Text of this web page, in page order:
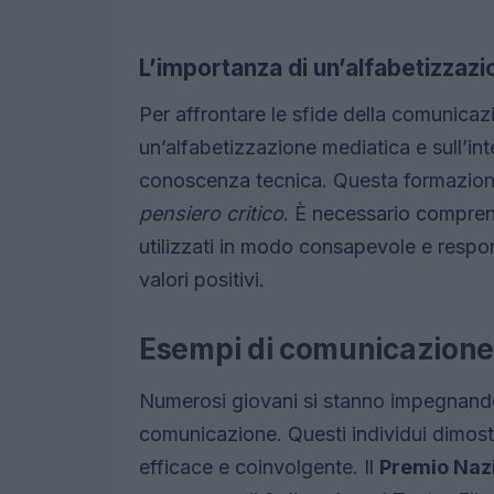
L’importanza di
Per affrontare le sfide della
un’alfabetizzazione mediatica e
conoscenza tecnica. Questa
pensiero critico. È necessario
utilizzati in modo consapevole e
valori positivi.
Esempi di
Numerosi giovani si stanno
comunicazione. Questi individui
efficace e coinvolgente. Il Premio